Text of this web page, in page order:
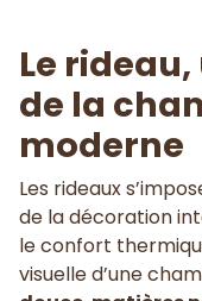
Le
de la
moderne
Les rideaux
de la décoration
le confort
visuelle d’une